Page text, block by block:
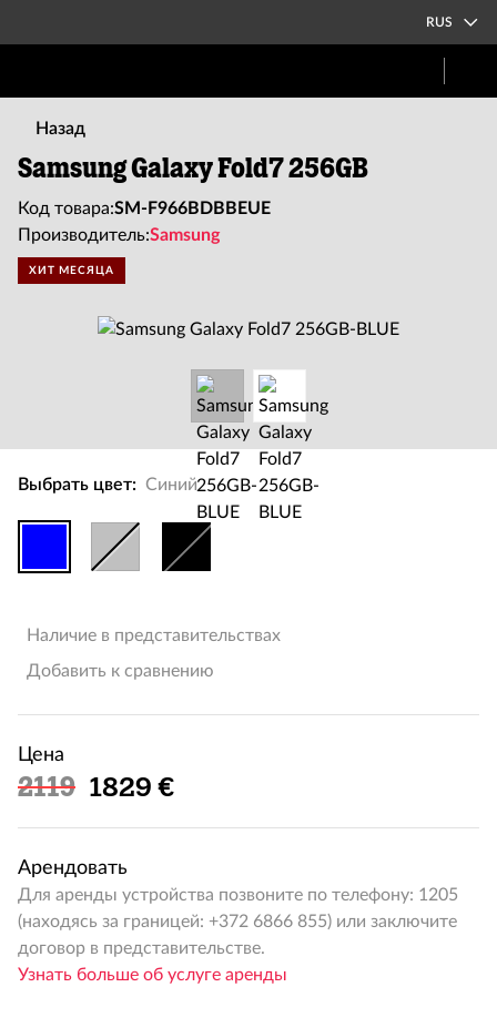
RUS
Назад
Samsung Galaxy Fold7 256GB
Код товара:SM-F966BDBBEUE
Производитель:Samsung
ХИТ МЕСЯЦА
Выбрать цвет: Синий
Наличие в представительствах
Добавить к сравнению
Цена
2119 Льготная цена
1829 €
Арендовать
Для аренды устройства позвоните по телефону: 1205
(находясь за границей: +372 6866 855) или заключите
договор в представительстве.
Узнать больше об услуге аренды